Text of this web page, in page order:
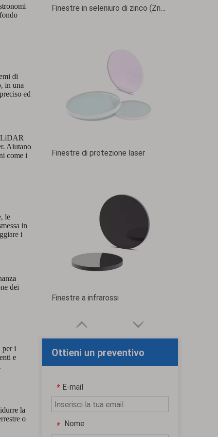
di
in una
ed
LiDAR
Aiutano
come i
le
in
i
dei
per i
e
la
o
Finestre in seleniuro di zinco (ZnSe).
Finestre di protezione laser
Finestre a infrarossi
Ottieni un preventivo
personalizzato gratuito
* E-mail
* Nome